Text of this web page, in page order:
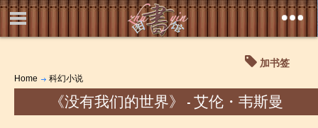
加书签
Home 科幻小说
《没有我们的世界》 - 艾伦・韦斯曼